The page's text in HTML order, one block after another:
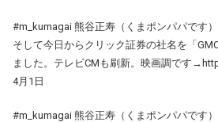
#m_kumagai 熊谷正寿（くまポンパパです）
そして今日からクリック証券の社名を「
ました。テレビCMも刷新。映画調です
4月1日
#m_kumagai 熊谷正寿（くまポンパパです）